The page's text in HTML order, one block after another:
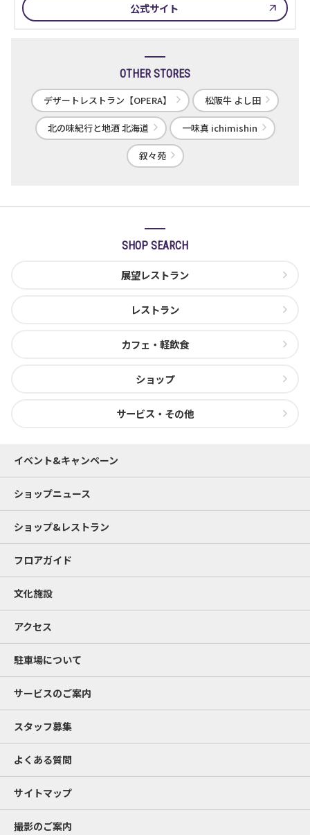
公式サイト
OTHER STORES
デザートレストラン【OPERA】
松阪牛 よし田
北の味紀行と地酒 北海道 一味真 ichimishin
叙々苑
SHOP SEARCH
展望レストラン
レストラン
カフェ・軽飲食
ショップ
サービス・その他
イベント&キャンペーン
ショップニュース
ショップ&レストラン
フロアガイド
文化施設
アクセス
駐車場について
サービスのご案内
スタッフ募集
よくある質問
サイトマップ
撮影のご案内